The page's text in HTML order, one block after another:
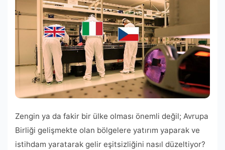
Zengin ya da fakir bir ülke olması önemli değil; Avrupa
Birliği gelişmekte olan bölgelere yatırım yaparak ve
istihdam yaratarak gelir eşitsizliğini nasıl düzeltiyor?